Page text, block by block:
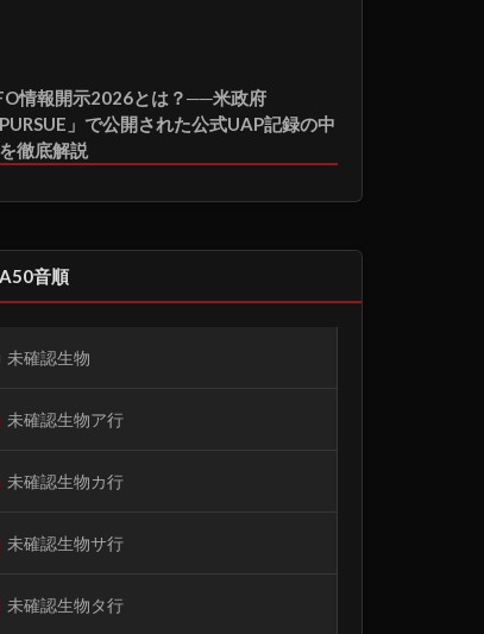
情報開示2026とは？──米政府
PURSUE」で公開された公式UAP記録の中
徹底解説
音順
未確認生物
未確認生物ア行
未確認生物カ行
未確認生物サ行
未確認生物タ行